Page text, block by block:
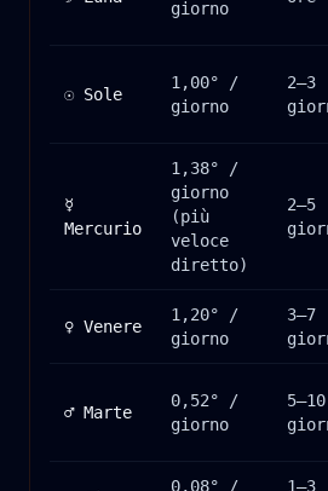
giorno
☉ Sole
1,00° /
giorno
2–3
☿
Mercurio
1,38° /
giorno
(più
veloce
diretto)
2–5
♀ Venere
1,20° /
giorno
3–7
♂ Marte
0,52° /
giorno
5–10
0,08° /
1–3